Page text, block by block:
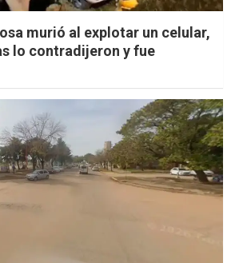
murió al explotar un celular,
lo contradijeron y fue